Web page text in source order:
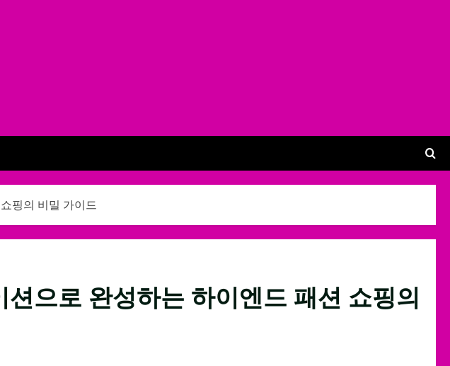
핑의 비밀 가이드
으로 완성하는 하이엔드 패션 쇼핑의